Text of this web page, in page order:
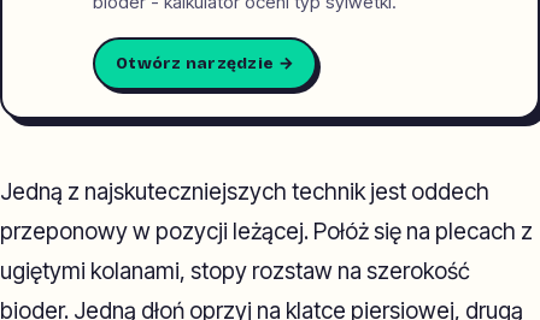
Otwórz narzędzie →
Jedną z najskuteczniejszych technik jest oddech
przeponowy w pozycji leżącej. Połóż się na plecach z
ugiętymi kolanami, stopy rozstaw na szerokość
bioder. Jedną dłoń oprzyj na klatce piersiowej, drugą